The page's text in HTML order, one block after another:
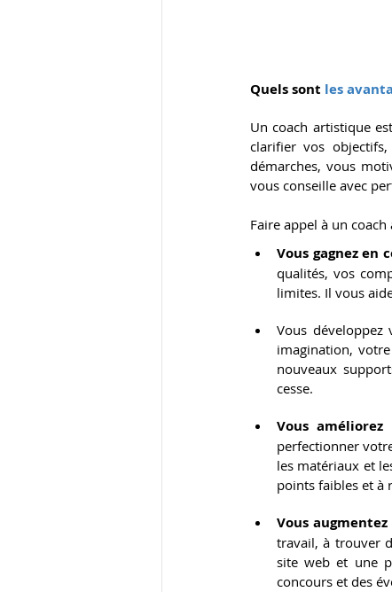
Quels sont les
Un coach artistique
clarifier vos
démarches, vous
vous conseille avec
Faire appel à un
Vous gagnez en
qualités, vos
limites. Il vous
Vous
imagination,
nouveaux
cesse.
Vous
perfectionner
les matériaux et
points faibles et à
Vous
travail, à trouver
site web et une
concours et des